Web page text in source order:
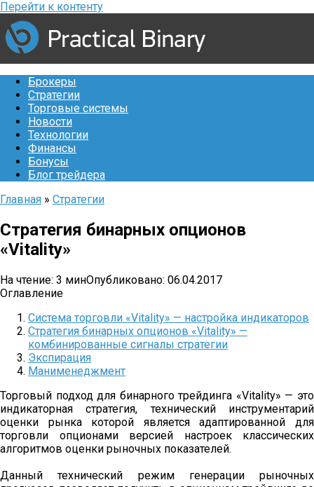
Перейти к контенту
Брокеры
Стратегии
Торговые системы
Новости
Технологии
Финансы
Бонусы
Блог трейдера
Главная » Стратегии
Стратегия бинарных опционов
«Vitality»
На чтение: 3 минОпубликовано: 06.04.2017
Оглавление
Система торговли «Vitality» — настройка индикаторов
Стратегия бинарных опционов «Vitality» —
комбинированные сигналы стратегии
Экспирация
Манименеджмент
Торговый подход для бинарного трейдинга «Vitality» — это
индикаторная стратегия, технический инструментарий
оценки рынка которой является адаптированной для
торговли опционами версией настроек классических
алгоритмов оценки рыночных показателей.
Данный технический режим генерации рыночных